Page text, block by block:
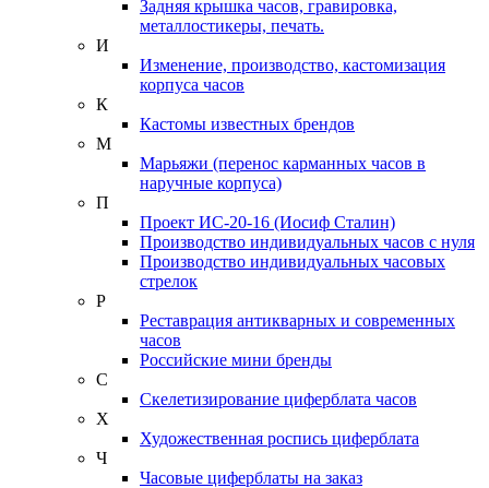
Задняя крышка часов, гравировка,
металлостикеры, печать.
И
Изменение, производство, кастомизация
корпуса часов
К
Кастомы известных брендов
М
Марьяжи (перенос карманных часов в
наручные корпуса)
П
Проект ИС-20-16 (Иосиф Сталин)
Производство индивидуальных часов с нуля
Производство индивидуальных часовых
стрелок
Р
Реставрация антикварных и современных
часов
Российские мини бренды
С
Скелетизирование циферблата часов
Х
Художественная роспись циферблата
Ч
Часовые циферблаты на заказ